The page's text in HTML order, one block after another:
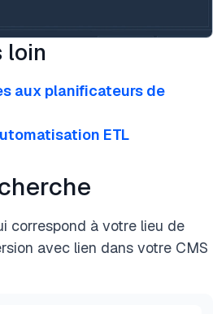
loin
aux planificateurs de
ETL
correspond à votre lieu de
avec lien dans votre CMS